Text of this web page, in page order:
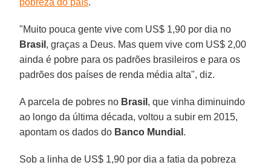
"Muito pouca gente vive com US$ 1,90 por dia no
Brasil , graças a Deus. Mas quem vive com US$ 2,00
ainda é pobre para os padrões brasileiros e para os
padrões dos países de renda média alta", diz.
A parcela de pobres no Brasil , que vinha diminuindo
ao longo da última década, voltou a subir em 2015,
apontam os dados do Banco Mundial .
Sob a linha de US$ 1,90 por dia a fatia da pobreza